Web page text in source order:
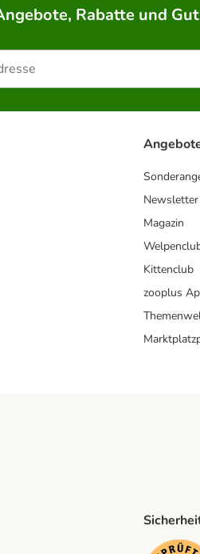
Rabatte und
Newsletter
Magazin
Kittenclub
zooplus